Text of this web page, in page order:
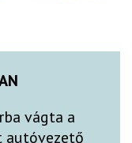
vágta a
autóvezető